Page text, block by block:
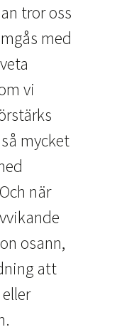
tror oss
med
vi
mycket
när
osann,
att